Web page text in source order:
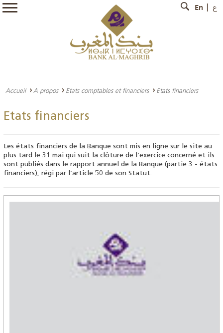
En ع
Accueil A propos Etats comptables et financiers Etats financiers
Etats financiers
Les états financiers de la Banque sont mis en ligne sur le site au
plus tard le 31 mai qui suit la clôture de l’exercice concerné et ils
sont publiés dans le rapport annuel de la Banque (partie 3 - états
financiers), régi par l’article 50 de son Statut.